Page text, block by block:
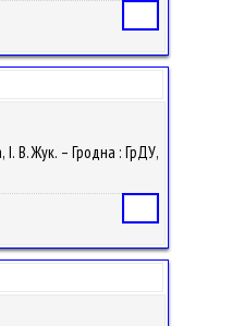
І. В. Жук. – Гродна : ГрДУ,